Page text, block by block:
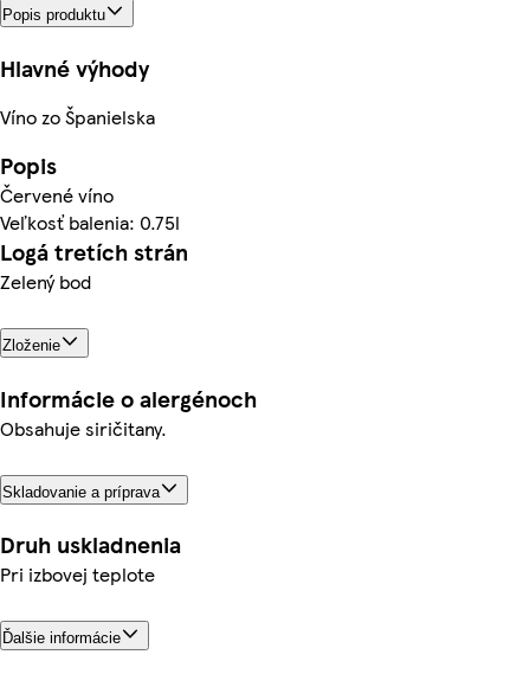
Popis produktu
Hlavné výhody
Víno zo Španielska
Popis
Červené víno
Veľkosť balenia: 0.75l
Logá tretích strán
Zelený bod
Zloženie
Informácie o alergénoch
Obsahuje siričitany.
Skladovanie a príprava
Druh uskladnenia
Pri izbovej teplote
Ďalšie informácie